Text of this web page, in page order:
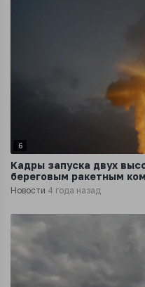
6
Кадры запуска двух
береговым ракетным
Новости 4 года назад